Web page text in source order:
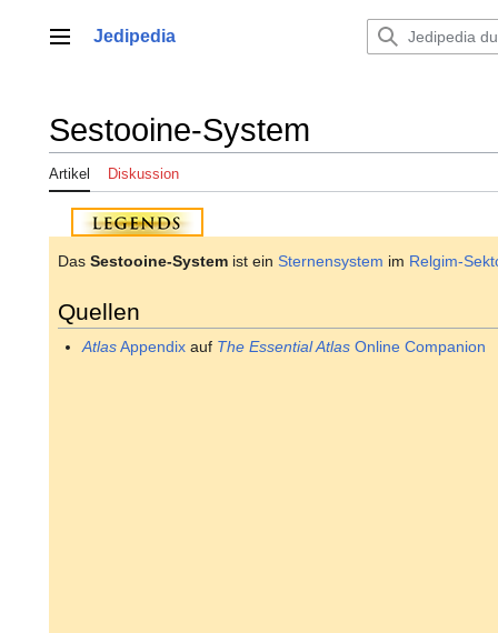
springenHauptmenü
Jedipedia
Sestooine-System
Artikel Diskussion
Das Sestooine-System ist ein Sternensystem im Relgim-
Quellen
AtlasAppendix auf The Essential Atlas Online Companion